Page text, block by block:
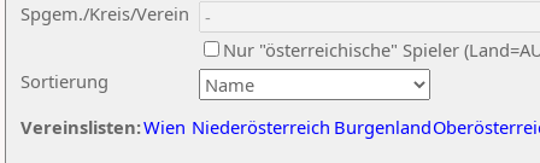
Sortierung
Spgem./Kreis/Verein
Nur "österreichische" Spieler
Vereinslisten:Wien Niederösterreich Burgenland